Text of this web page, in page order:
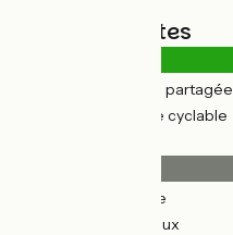
Types de routes
(22%) Route partagée
(78%) Voie cyclable
(78%) Lisse
(21%) Rugueux